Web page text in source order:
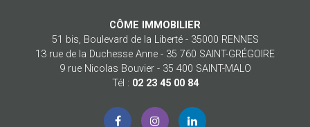
CÔME IMMOBILIER
51 bis, Boulevard de la Liberté - 35000 RENNES
13 rue de la Duchesse Anne - 35 760 SAINT-GRÉGOIRE
9 rue Nicolas Bouvier - 35 400 SAINT-MALO
Tél : 02 23 45 00 84